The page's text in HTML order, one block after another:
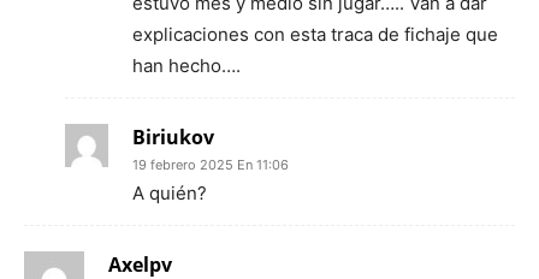
explicaciones con esta traca de fichaje que
han hecho….
Biriukov
19 febrero 2025 En 11:06
A quién?
Axelpv